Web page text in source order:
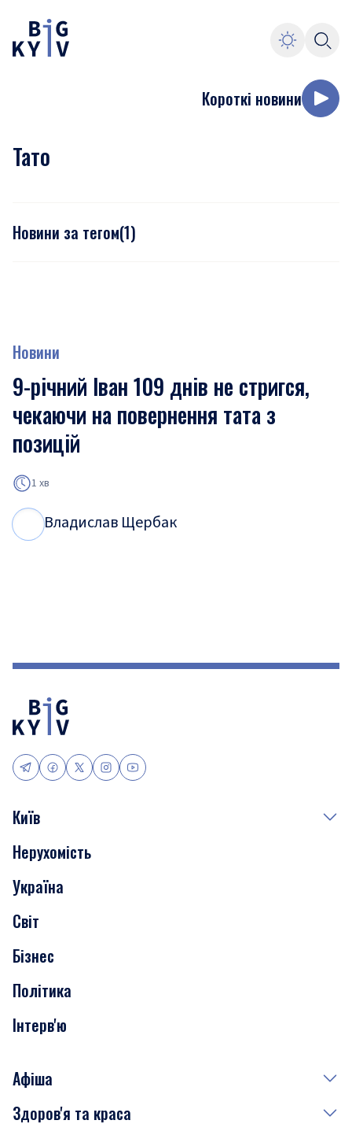
Короткі новини
Тато
Новини за тегом(1)
Новини
9-річний Іван 109 днів не стригся,
чекаючи на повернення тата з
позицій
1 хв
Владислав Щербак
Київ
Події
Скандали
Нерухомість
Транспорт
Нерухомість
Україна
Світ
Бізнес
Політика
Інтерв'ю
Афіша
Сьогодні
Здоров'я та краса